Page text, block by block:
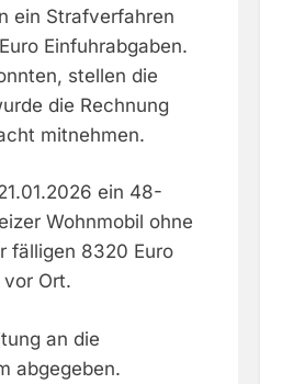
ein Strafverfahren
Einfuhrabgaben.
stellen die
die Rechnung
mitnehmen.
ein 48-
Wohnmobil ohne
fälligen 8320 Euro
Ort.
an die
abgegeben.